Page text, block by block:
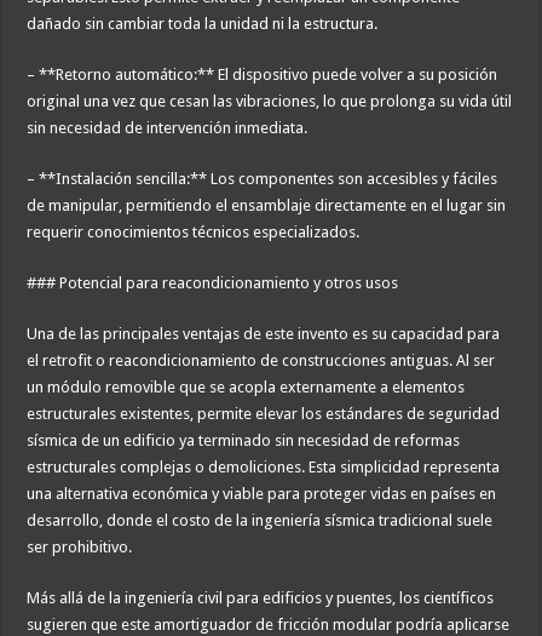
dañado sin cambiar toda la unidad ni la estructura.
– **Retorno automático:** El dispositivo puede volver a su posición
original una vez que cesan las vibraciones, lo que prolonga su vida útil
sin necesidad de intervención inmediata.
– **Instalación sencilla:** Los componentes son accesibles y fáciles
de manipular, permitiendo el ensamblaje directamente en el lugar sin
requerir conocimientos técnicos especializados.
### Potencial para reacondicionamiento y otros usos
Una de las principales ventajas de este invento es su capacidad para
el retrofit o reacondicionamiento de construcciones antiguas. Al ser
un módulo removible que se acopla externamente a elementos
estructurales existentes, permite elevar los estándares de seguridad
sísmica de un edificio ya terminado sin necesidad de reformas
estructurales complejas o demoliciones. Esta simplicidad representa
una alternativa económica y viable para proteger vidas en países en
desarrollo, donde el costo de la ingeniería sísmica tradicional suele
ser prohibitivo.
Más allá de la ingeniería civil para edificios y puentes, los científicos
sugieren que este amortiguador de fricción modular podría aplicarse